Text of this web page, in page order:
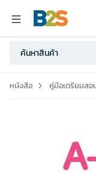
หนังสือ คู่มือเตรียมสอ